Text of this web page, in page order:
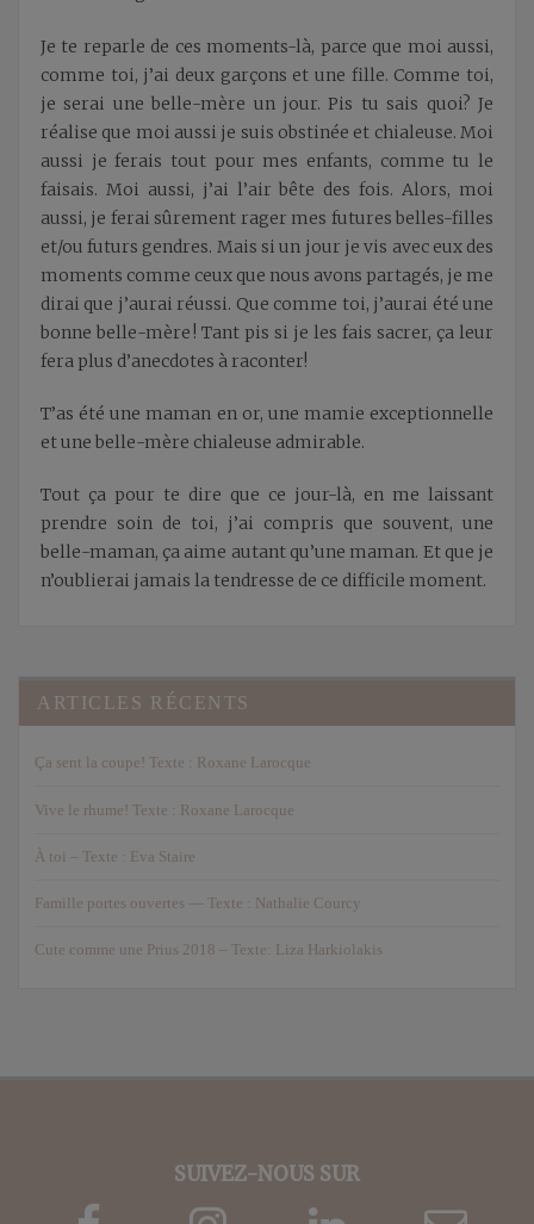
Je te reparle de ces moments-là, parce que moi aussi,
comme toi, j’ai deux garçons et une fille. Comme toi,
je serai une belle-mère un jour. Pis tu sais quoi? Je
réalise que moi aussi je suis obstinée et chialeuse. Moi
aussi je ferais tout pour mes enfants, comme tu le
faisais. Moi aussi, j’ai l’air bête des fois. Alors, moi
aussi, je ferai sûrement rager mes futures belles-filles
et/ou futurs gendres. Mais si un jour je vis avec eux des
moments comme ceux que nous avons partagés, je me
dirai que j’aurai réussi. Que comme toi, j’aurai été une
bonne belle-mère ! Tant pis si je les fais sacrer, ça leur
fera plus d’anecdotes à raconter!
T’as été une maman en or, une mamie exceptionnelle
et une belle-mère chialeuse admirable.
Tout ça pour te dire que ce jour-là, en me laissant
prendre soin de toi, j’ai compris que souvent, une
belle-maman, ça aime autant qu’une maman. Et que je
n’oublierai jamais la tendresse de ce difficile moment.
ARTICLES RÉCENTS
Ça sent la coupe! Texte : Roxane Larocque
Vive le rhume! Texte : Roxane Larocque
À toi – Texte : Eva Staire
Famille portes ouvertes — Texte : Nathalie Courcy
Cute comme une Prius 2018 – Texte: Liza Harkiolakis
SUIVEZ-NOUS SUR